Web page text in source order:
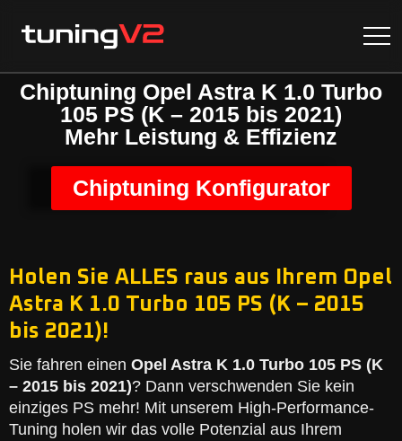
Chiptuning Opel Astra K 1.0 Turbo
105 PS (K – 2015 bis 2021)
Mehr Leistung & Effizienz
Chiptuning Konfigurator
Holen Sie ALLES raus aus Ihrem Opel
Astra K 1.0 Turbo 105 PS (K – 2015
bis 2021)!
Sie fahren einen Opel Astra K 1.0 Turbo 105 PS (K
– 2015 bis 2021)? Dann verschwenden Sie kein
einziges PS mehr! Mit unserem High-Performance-
Tuning holen wir das volle Potenzial aus Ihrem